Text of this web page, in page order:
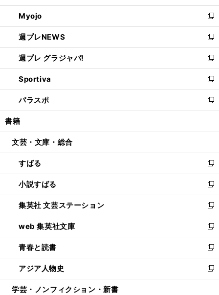
開
く
ウ
で
開
く
ン
ド
ウ
で
開
く
ウ
ィ
ン
ド
ウ
で
開
く
Myojo
新
し
い
ウ
ィ
ン
ド
ウ
で
開
週プレNEWS
新
し
い
ウ
ィ
ン
ド
ウ
開
週プレ グラジャパ!
新
し
い
ウ
ィ
ン
ウ
開
く
Sportiva
新
し
い
ウ
ン
ウ
で
開
く
パラスポ
新
し
ウ
ン
ド
ウ
で
開
く
書籍
文芸・文庫・総合
すばる
新
し
い
ウ
ィ
ン
ド
ウ
で
開
く
小説すばる
新
し
い
ウ
ィ
ン
ド
ウ
で
開
集英社 文芸ステーション
新
し
い
ウ
ィ
ン
ド
ウ
web 集英社文庫
新
し
い
ウ
ィ
ン
青春と読書
新
し
い
ウ
アジア人物史
新
し
学芸・ノンフィクション・新書